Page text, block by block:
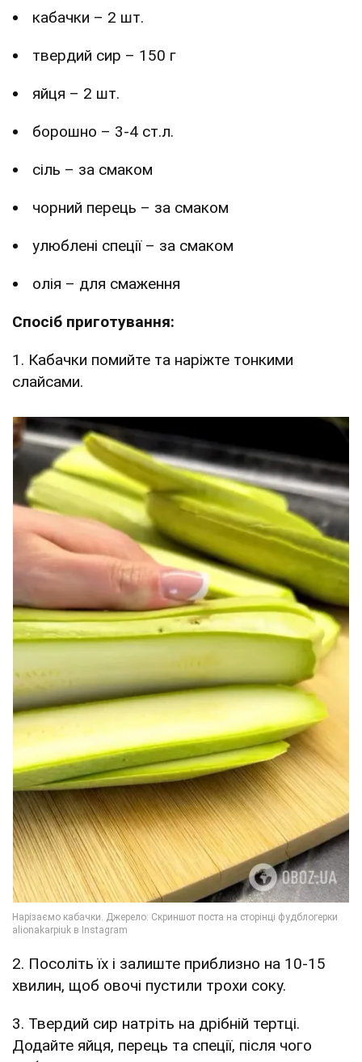
кабачки – 2 шт.
твердий сир – 150 г
яйця – 2 шт.
борошно – 3-4 ст.л.
сіль – за смаком
чорний перець – за смаком
улюблені спеції – за смаком
олія – для смаження
Спосіб приготування:
1. Кабачки помийте та наріжте тонкими
слайсами.
2. Посоліть їх і залиште приблизно на 10-15
хвилин, щоб овочі пустили трохи соку.
3. Твердий сир натріть на дрібній тертці.
Додайте яйця, перець та спеції, після чого